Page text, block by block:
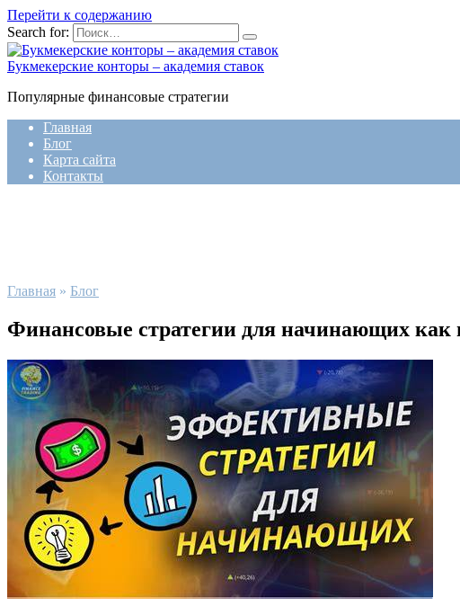
Перейти к содержанию
Search for:
Букмекерские конторы – академия ставок
Популярные финансовые стратегии
Главная
Блог
Карта сайта
Контакты
Главная » Блог
Финансовые стратегии для начинающих как